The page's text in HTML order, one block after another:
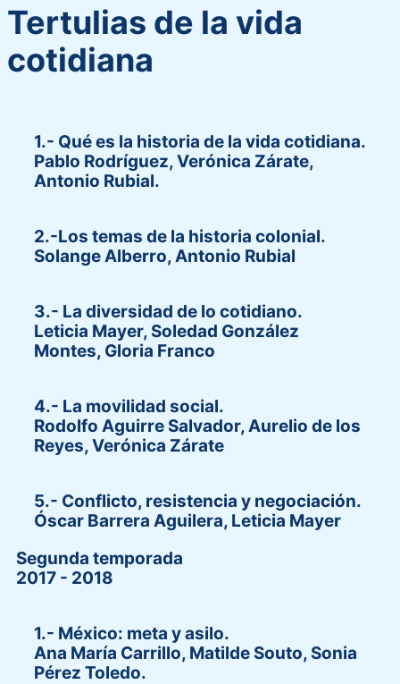
Tertulias de la vida
cotidiana
1.- Qué es la historia de la vida cotidiana.
Pablo Rodríguez, Verónica Zárate,
Antonio Rubial.
2.-Los temas de la historia colonial.
Solange Alberro, Antonio Rubial
3.- La diversidad de lo cotidiano.
Leticia Mayer, Soledad González
Montes, Gloria Franco
4.- La movilidad social.
Rodolfo Aguirre Salvador, Aurelio de los
Reyes, Verónica Zárate
5.- Conflicto, resistencia y negociación.
Óscar Barrera Aguilera, Leticia Mayer
Segunda temporada
2017 - 2018
1.- México: meta y asilo.
Ana María Carrillo, Matilde Souto, Sonia
Pérez Toledo.